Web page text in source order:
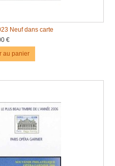
Neuf dans carte
€
au panier